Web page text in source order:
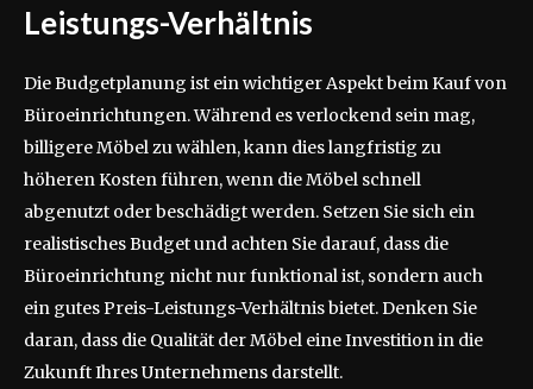
Leistungs-Verhältnis
Die Budgetplanung ist ein wichtiger Aspekt beim Kauf von
Büroeinrichtungen. Während es verlockend sein mag,
billigere Möbel zu wählen, kann dies langfristig zu
höheren Kosten führen, wenn die Möbel schnell
abgenutzt oder beschädigt werden. Setzen Sie sich ein
realistisches Budget und achten Sie darauf, dass die
Büroeinrichtung nicht nur funktional ist, sondern auch
ein gutes Preis-Leistungs-Verhältnis bietet. Denken Sie
daran, dass die Qualität der Möbel eine Investition in die
Zukunft Ihres Unternehmens darstellt.